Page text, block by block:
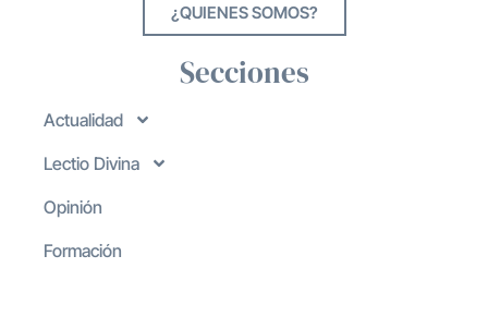
¿QUIENES SOMOS?
Secciones
Actualidad
Lectio Divina
Opinión
Formación